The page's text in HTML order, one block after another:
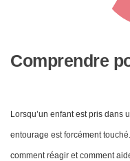
Comprendre
Lorsqu’un enfant est pris dans
entourage est forcément
comment réagir et comment